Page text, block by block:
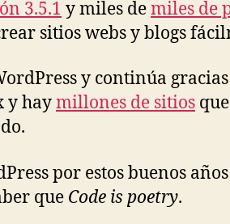
3.5.1 y miles demiles de
sitios webs y blogs
y continúa
y haymillones de sitios que
por estos buenos
que Code is poetry.